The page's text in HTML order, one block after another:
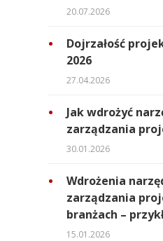
20.07.2026
Dojrzałość
2026
27.04.2026
Jak wdrożyć
zarządzania
30.01.2026
Wdrożenia
zarządzania
branżach –
15.01.2026